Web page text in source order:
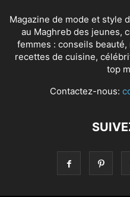
Magazine de mode et style
au Maghreb des jeunes,
femmes : conseils
recettes de cuisine,
top
Contactez-nous: